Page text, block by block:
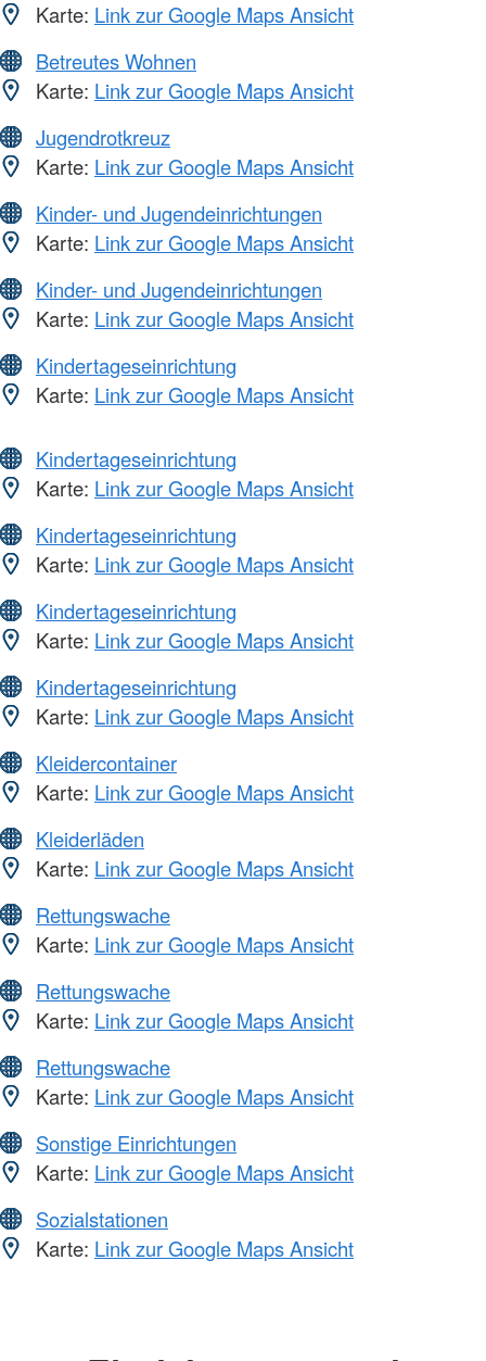
Karte: Link zur Google Maps Ansicht
Betreutes Wohnen
Karte: Link zur Google Maps Ansicht
Jugendrotkreuz
Karte: Link zur Google Maps Ansicht
Kinder- und Jugendeinrichtungen
Karte: Link zur Google Maps Ansicht
Kinder- und Jugendeinrichtungen
Karte: Link zur Google Maps Ansicht
Kindertageseinrichtung
Karte: Link zur Google Maps Ansicht
Kindertageseinrichtung
Karte: Link zur Google Maps Ansicht
Kindertageseinrichtung
Karte: Link zur Google Maps Ansicht
Kindertageseinrichtung
Karte: Link zur Google Maps Ansicht
Kindertageseinrichtung
Karte: Link zur Google Maps Ansicht
Kleidercontainer
Karte: Link zur Google Maps Ansicht
Kleiderläden
Karte: Link zur Google Maps Ansicht
Rettungswache
Karte: Link zur Google Maps Ansicht
Rettungswache
Karte: Link zur Google Maps Ansicht
Rettungswache
Karte: Link zur Google Maps Ansicht
Sonstige Einrichtungen
Karte: Link zur Google Maps Ansicht
Sozialstationen
Karte: Link zur Google Maps Ansicht